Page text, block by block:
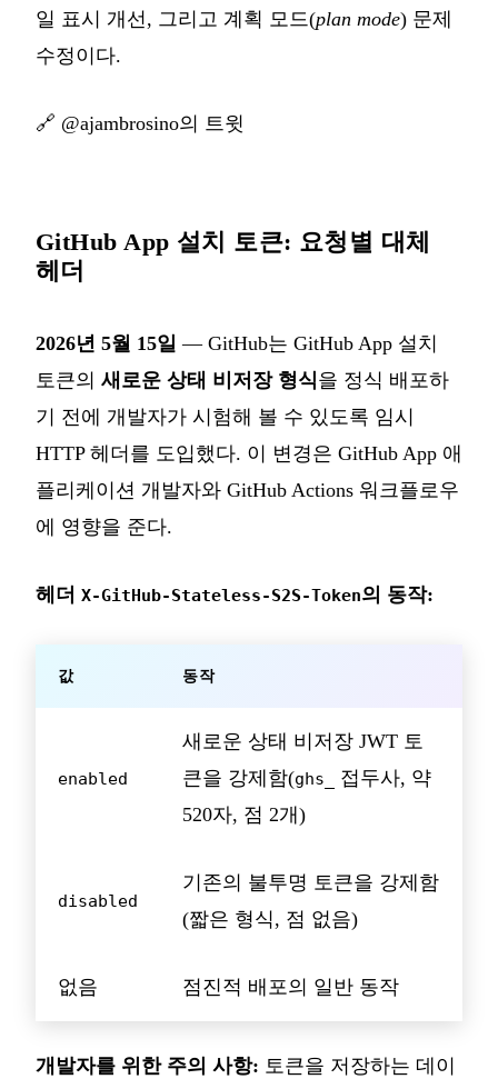
일 표시 개선, 그리고 계획 모드(plan mode) 문제
수정이다.
🔗 @ajambrosino의 트윗
GitHub App 설치 토큰: 요청별 대체
헤더
2026년 5월 15일 — GitHub는 GitHub App 설치
토큰의 새로운 상태 비저장 형식을 정식 배포하
기 전에 개발자가 시험해 볼 수 있도록 임시
HTTP 헤더를 도입했다. 이 변경은 GitHub App 애
플리케이션 개발자와 GitHub Actions 워크플로우
에 영향을 준다.
헤더 X-GitHub-Stateless-S2S-Token의 동작:
값 동작
enabled
새로운 상태 비저장 JWT 토
큰을 강제함(ghs_
접두사, 약
520자, 점 2개)
disabled
기존의 불투명 토큰을 강제함
(짧은 형식, 점 없음)
없음 점진적 배포의 일반 동작
개발자를 위한 주의 사항: 토큰을 저장하는 데이